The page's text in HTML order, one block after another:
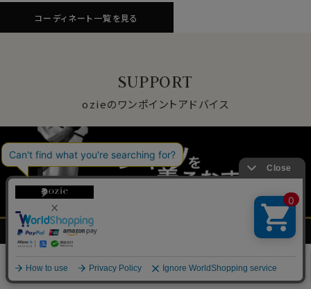
メンズ
シャツ
シャツの
基礎知識
コーディネート一覧を見る
SUPPORT
ozieのワンポイントアドバイス